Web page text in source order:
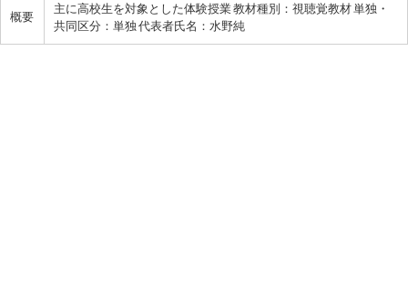
概要
主に高校生を対象とした体験授業 教材種別：視聴覚教材 単独・
共同区分：単独 代表者氏名：水野純